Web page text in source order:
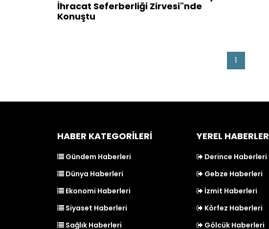
İhracat Seferberliği Zirvesi"nde
Konuştu
1
HABER KATEGORİLERİ
Gündem Haberleri
Dünya Haberleri
Ekonomi Haberleri
Siyaset Haberleri
Sağlık Haberleri
YEREL HABERLER
Derince Haberleri
Gebze Haberleri
İzmit Haberleri
Körfez Haberleri
Gölcük Haberleri